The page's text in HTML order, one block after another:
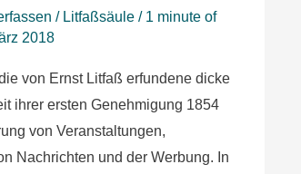
/ Litfaßsäule / 1 minute of
2018
von Ernst Litfaß erfundene dicke
ihrer ersten Genehmigung 1854
von Veranstaltungen,
Nachrichten und der Werbung. In